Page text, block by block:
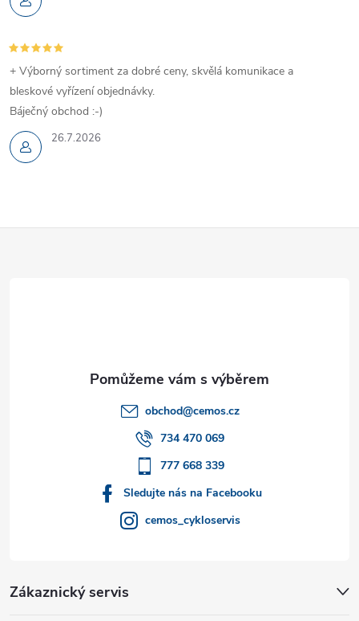
26.7.2026
+ Výborný sortiment za dobré ceny, skvělá komunikace a
bleskové vyřízení objednávky.
Báječný obchod :-)
obchod@cemos.cz
734 470 069
777 668 339
Sledujte nás na Facebooku
cemos_cykloservis
Zákaznický servis